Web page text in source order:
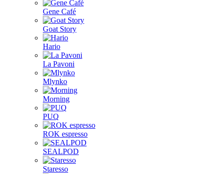
Gene Café
Goat Story
Hario
La Pavoni
Mlynko
Morning
PUQ
ROK espresso
SEALPOD
Staresso